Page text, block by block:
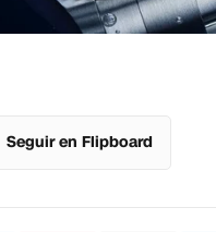
Seguir en Flipboard